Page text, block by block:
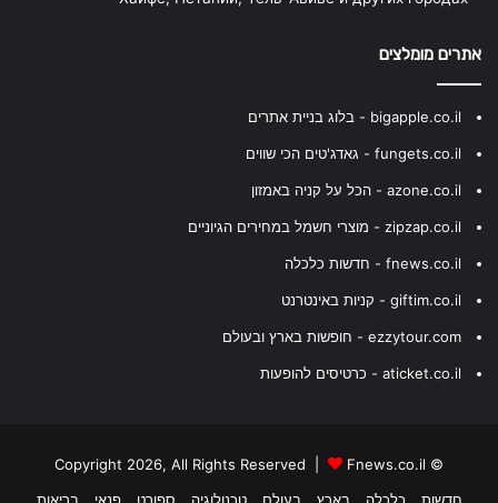
אתרים מומלצים
bigapple.co.il - בלוג בניית אתרים
fungets.co.il - גאדג'טים הכי שווים
azone.co.il - הכל על קניה באמזון
zipzap.co.il - מוצרי חשמל במחירים הגיוניים
fnews.co.il - חדשות כלכלה
giftim.co.il - קניות באינטרנט
ezzytour.com - חופשות בארץ ובעולם
aticket.co.il - כרטיסים להופעות
© Copyright 2026, All Rights Reserved |
Fnews.co.il